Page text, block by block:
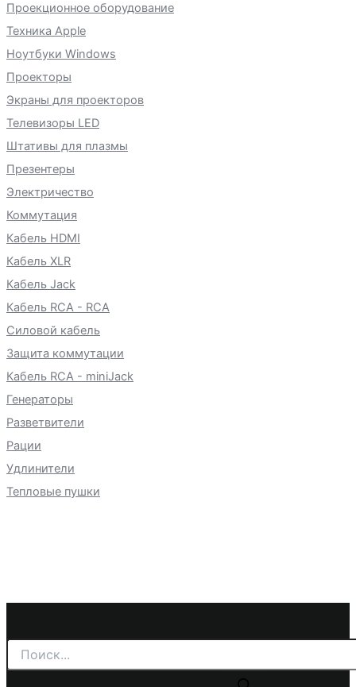
Проекционное оборудование
Техника Apple
Ноутбуки Windows
Проекторы
Экраны для проекторов
Телевизоры LED
Штативы для плазмы
Презентеры
Электричество
Коммутация
Кабель HDMI
Кабель XLR
Кабель Jack
Кабель RCA - RCA
Силовой кабель
Защита коммутации
Кабель RCA - miniJack
Генераторы
Разветвители
Рации
Удлинители
Тепловые пушки
Поиск
товаров